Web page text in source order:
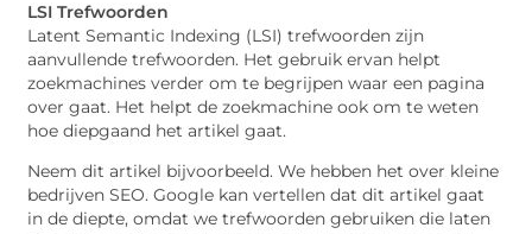
LSI Trefwoorden
Latent Semantic Indexing (LSI) trefwoorden zijn
aanvullende trefwoorden. Het gebruik ervan helpt
zoekmachines verder om te begrijpen waar een pagina
over gaat. Het helpt de zoekmachine ook om te weten
hoe diepgaand het artikel gaat.
Neem dit artikel bijvoorbeeld. We hebben het over kleine
bedrijven SEO. Google kan vertellen dat dit artikel gaat
in de diepte, omdat we trefwoorden gebruiken die laten